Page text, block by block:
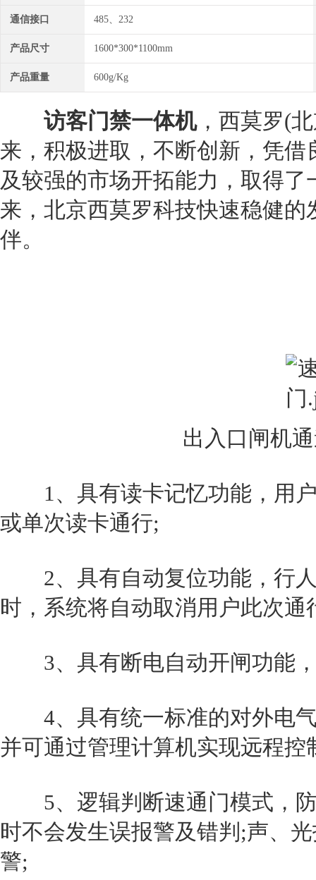
通信接口 485、232
产品尺寸 1600*300*1100mm
产品重量 600g/Kg
访客门禁一体机，西莫罗(
来，积极进取，不断创新，凭
及较强的市场开拓能力，取得
来，北京西莫罗科技快速稳健
伴。
出入口闸机
1、具有读卡记忆功能，用户
或单次读卡通行;
2、具有自动复位功能，行人
时，系统将自动取消用户此次通
3、具有断电自动开闸功能，
4、具有统一标准的对外电气
并可通过管理计算机实现远程控
5、逻辑判断速通门模式，防
时不会发生误报警及错判;声、
警;